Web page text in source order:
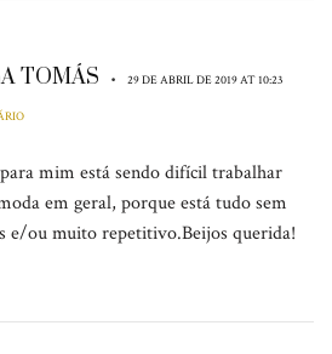
TOMÁS • 29 DE ABRIL DE 2019 AT 10:23
mim está sendo difícil trabalhar
em geral, porque está tudo sem
e/ou muito repetitivo.Beijos querida!